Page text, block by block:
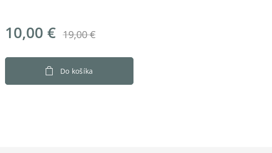
10,00 € 19,00€
Do košíka